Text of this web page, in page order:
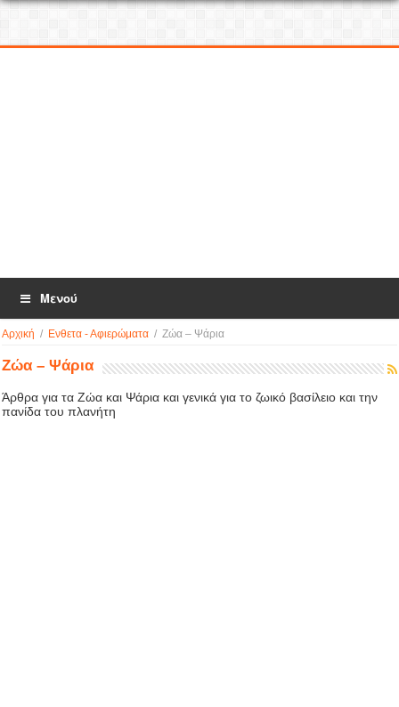
Μενού
Αρχική / Ενθετα - Αφιερώματα / Ζώα – Ψάρια
Ζώα – Ψάρια
Άρθρα για τα Ζώα και Ψάρια και γενικά για το ζωικό βασίλειο και την
πανίδα του πλανήτη